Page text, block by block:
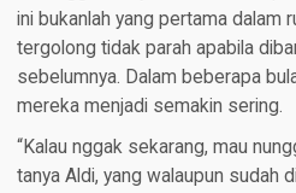
ini bukanlah yang pertama dalam
tergolong tidak parah apabila
sebelumnya. Dalam beberapa
mereka menjadi semakin sering.
“Kalau nggak sekarang, mau
tanya Aldi, yang walaupun sudah